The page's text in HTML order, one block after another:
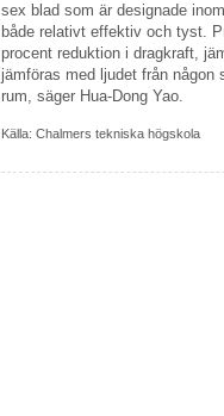
sex blad som är designade
både relativt effektiv och tyst.
procent reduktion i dragkraft,
jämföras med ljudet från
rum, säger Hua-Dong Yao.
Källa: Chalmers tekniska högskola